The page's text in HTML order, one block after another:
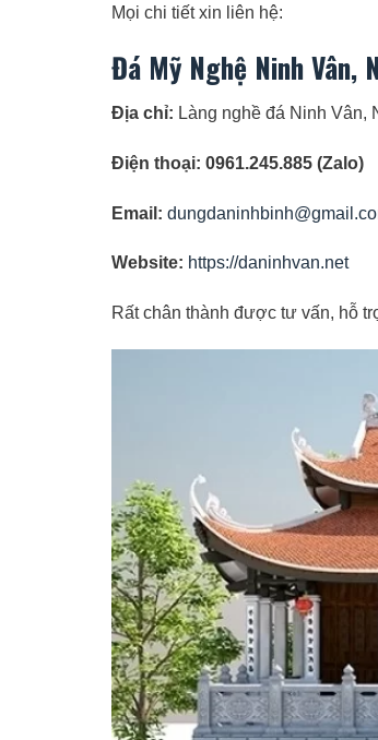
Mọi chi tiết xin liên hệ:
Đá Mỹ Nghệ Ninh Vân,
Địa chỉ: Làng nghề đá Ninh Vân,
Điện thoại: 0961.245.885 (Zalo)
Email:
Website: https://daninhvan.net
Rất chân thành được tư vấn, hỗ